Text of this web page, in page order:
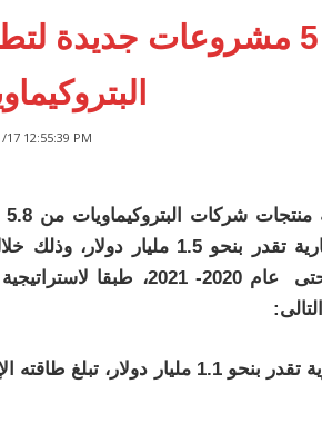
مصر تستعد لتنفيذ 5 مشروعات جديدة
17 12:55:39 PM
سنوات القادمة تبدأ من العام المالى 2016- 2017 حتى عام 2020- 2021،
– مشروع البروبيلين والبولى بروبيلين، بتكلفة استثمارية تقدر بنحو 1.1 مليار